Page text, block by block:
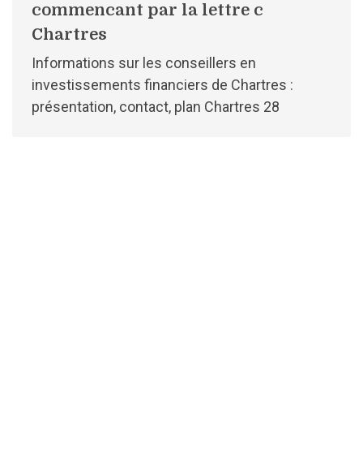
commencant par la lettre c
Chartres
Informations sur les conseillers en
investissements financiers de Chartres :
présentation, contact, plan Chartres 28